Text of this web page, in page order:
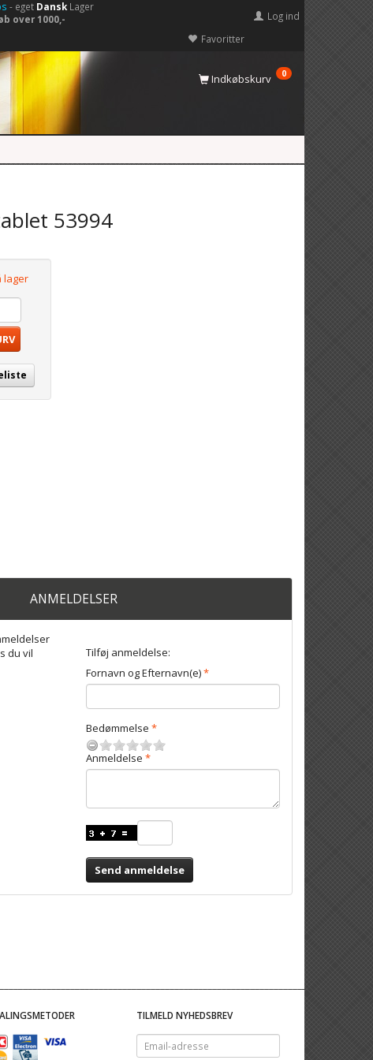
- eget DanskLager
over 1000,-
Favoritter
Log ind
Indkøbskurv 0
53994
lager
ANMELDELSER
du vil
Tilføj anmeldelse:
Fornavn og Efternavn(e)
Bedømmelse
Anmeldelse
Send anmeldelse
TILMELD NYHEDSBREV
Email-
adresse